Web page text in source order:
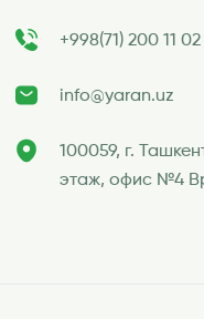
+998(71) 200 11 02
info@yaran.uz
100059, г.
этаж, офис №4